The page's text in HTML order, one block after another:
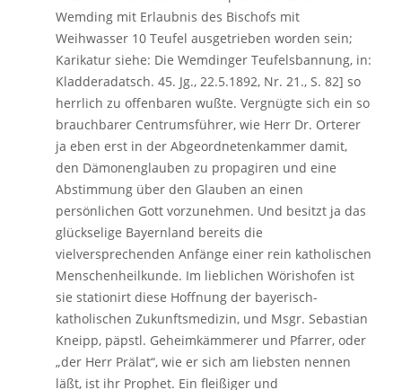
Wemding mit Erlaubnis des Bischofs mit
Weihwasser 10 Teufel ausgetrieben worden sein;
Karikatur siehe: Die Wemdinger Teufelsbannung, in:
Kladderadatsch. 45. Jg., 22.5.1892, Nr. 21., S. 82] so
herrlich zu offenbaren wußte. Vergnügte sich ein so
brauchbarer Centrumsführer, wie Herr Dr. Orterer
ja eben erst in der Abgeordnetenkammer damit,
den Dämonenglauben zu propagiren und eine
Abstimmung über den Glauben an einen
persönlichen Gott vorzunehmen. Und besitzt ja das
glückselige Bayernland bereits die
vielversprechenden Anfänge einer rein katholischen
Menschenheilkunde. Im lieblichen Wörishofen ist
sie stationirt diese Hoffnung der bayerisch-
katholischen Zukunftsmedizin, und Msgr. Sebastian
Kneipp, päpstl. Geheimkämmerer und Pfarrer, oder
„der Herr Prälat“, wie er sich am liebsten nennen
läßt, ist ihr Prophet. Ein fleißiger und